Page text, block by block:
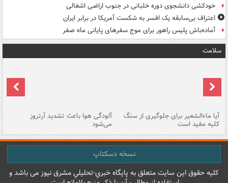
خودکشی دانشجوی دوره خلبانی در جنوب اراضی اشغالی
اعتراف بی‌سابقه یک افسر به شکست آمریکا در برابر ایران
آماده‌باش پلیس راهور برای موج سفرهای پایانی ماه صفر
سلامت
آیا ماءالشعیر برای جلوگیری از سنگ
کلیه مفید است
آلودگی هوا باعث تشدید آرتروز
می‌شود
نسخه دسکتاپ
کليه حقوق اين سايت متعلق به پایگاه خبري-تحليلي مشرق نيوز می باشد و